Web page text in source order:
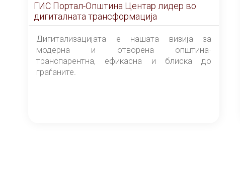
ГИС Портал-Општина Центар лидер во
дигиталната трансформација
Дигитализацијата е нашата визија за
модерна и отворена општина-
транспарентна, ефикасна и блиска до
граѓаните.